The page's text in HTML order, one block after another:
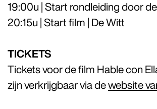
19:00u | Start rondleiding door
20:15u | Start film | De Witt
TICKETS
Tickets voor de film Hable con
zijn verkrijgbaar via dewebsite